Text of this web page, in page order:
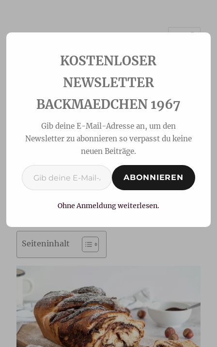
Babka mit Schokocreme
Seiteninhalt
NEWSLETTER
BACKMAEDCHEN 1967
Gib deine E-Mail-Adresse an, um den
Newsletter zu abonnieren so verpasst du keine
neuen Beiträge.
Gib deine E-Mail-Adresse ein ...
ABONNIEREN
Ohne Anmeldung weiterlesen.